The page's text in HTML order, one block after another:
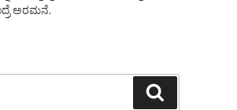
ಅರಮನೆ.